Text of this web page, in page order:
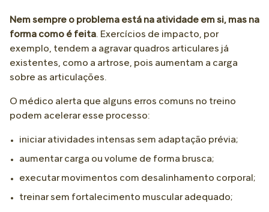
Nem sempre o problema está na atividade em si, mas na
forma como é feita. Exercícios de impacto, por
exemplo, tendem a agravar quadros articulares já
existentes, como a artrose, pois aumentam a carga
sobre as articulações.
O médico alerta que alguns erros comuns no treino
podem acelerar esse processo:
iniciar atividades intensas sem adaptação prévia;
aumentar carga ou volume de forma brusca;
executar movimentos com desalinhamento corporal;
treinar sem fortalecimento muscular adequado;